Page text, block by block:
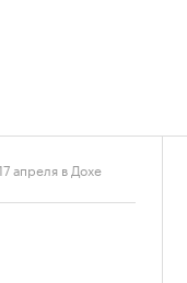
апреля в Дохе